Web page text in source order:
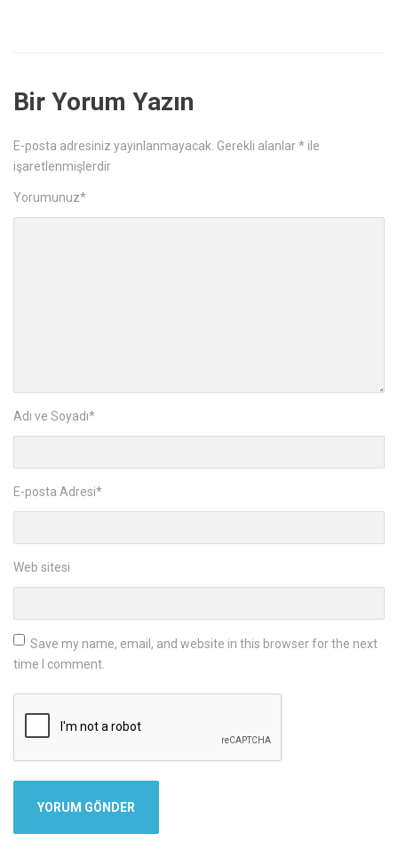
Bir Yorum Yazın
E-posta adresiniz yayınlanmayacak. Gerekli alanlar* ile
işaretlenmişlerdir
Yorumunuz*
Adı ve Soyadı*
E-posta Adresi*
Web sitesi
Save my name, email, and website in this browser for the next
time I comment.